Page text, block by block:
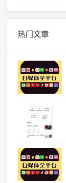
热门文章